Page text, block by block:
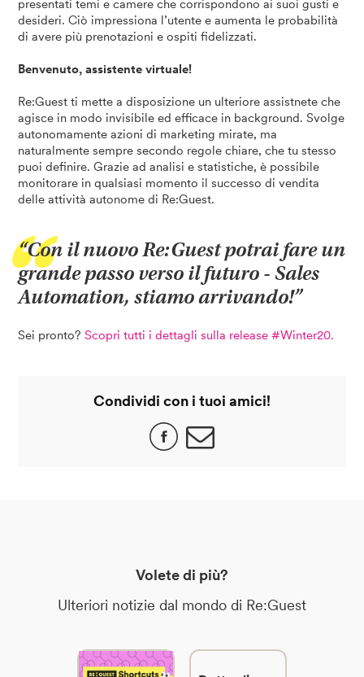
presentati temi e camere che corrispondono ai suoi gusti e
desideri. Ciò impressiona l’utente e aumenta le probabilità
di avere più prenotazioni e ospiti fidelizzati.
Benvenuto, assistente virtuale!
Re:Guest ti mette a disposizione un ulteriore assistnete che
agisce in modo invisibile ed efficace in background. Svolge
autonomamente azioni di marketing mirate, ma
naturalmente sempre secondo regole chiare, che tu stesso
puoi definire. Grazie ad analisi e statistiche, è possibile
monitorare in qualsiasi momento il successo di vendita
delle attività autonome di Re:Guest.
“Con il nuovo Re:Guest potrai fare un
grande passo verso il futuro - Sales
Automation, stiamo arrivando!”
Sei pronto?Scopri tutti i dettagli sulla release #Winter20.
Condividi con i tuoi amici!
Volete di più?
Ulteriori notizie dal mondo di Re:Guest